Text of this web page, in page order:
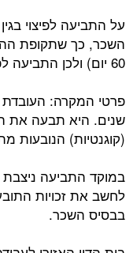
על התביעה לפיצוי
השכר, כך שתקופת
60 יום) ולכן התביעה לפיצויי הלנה לא התיישנה.
פרטי המקרה:
שנים. היא תבעה את
(קוגנטיות) הנובעות
במוקד התביעה
לחשב את זכויות
בבסיס השכר.